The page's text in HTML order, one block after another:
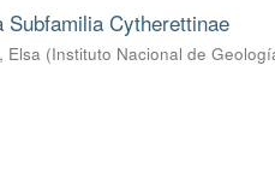
Subfamilia Cytherettinae
Elsa (Instituto Nacional de